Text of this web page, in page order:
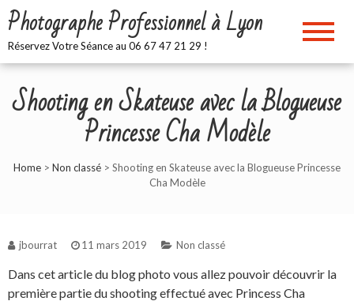
Skip
to
content
Photographe Professionnel à Lyon
Réservez Votre Séance au 06 67 47 21 29 !
Shooting en Skateuse avec la Blogueuse
Princesse Cha Modèle
Home > Non classé > Shooting en Skateuse avec la Blogueuse Princesse
Cha Modèle
jbourrat 11 mars 2019 Non classé
Dans cet article du blog photo vous allez pouvoir découvrir la
première partie du shooting effectué avec Princess Cha